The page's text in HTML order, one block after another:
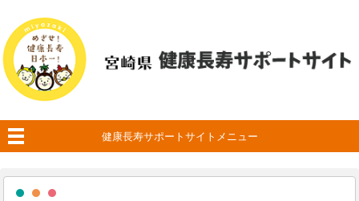
健康長寿サポートサイトメニュー